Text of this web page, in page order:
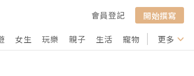
會員登記
開始撰寫
女生 玩樂 親子 生活 寵物 行山 打卡
更多